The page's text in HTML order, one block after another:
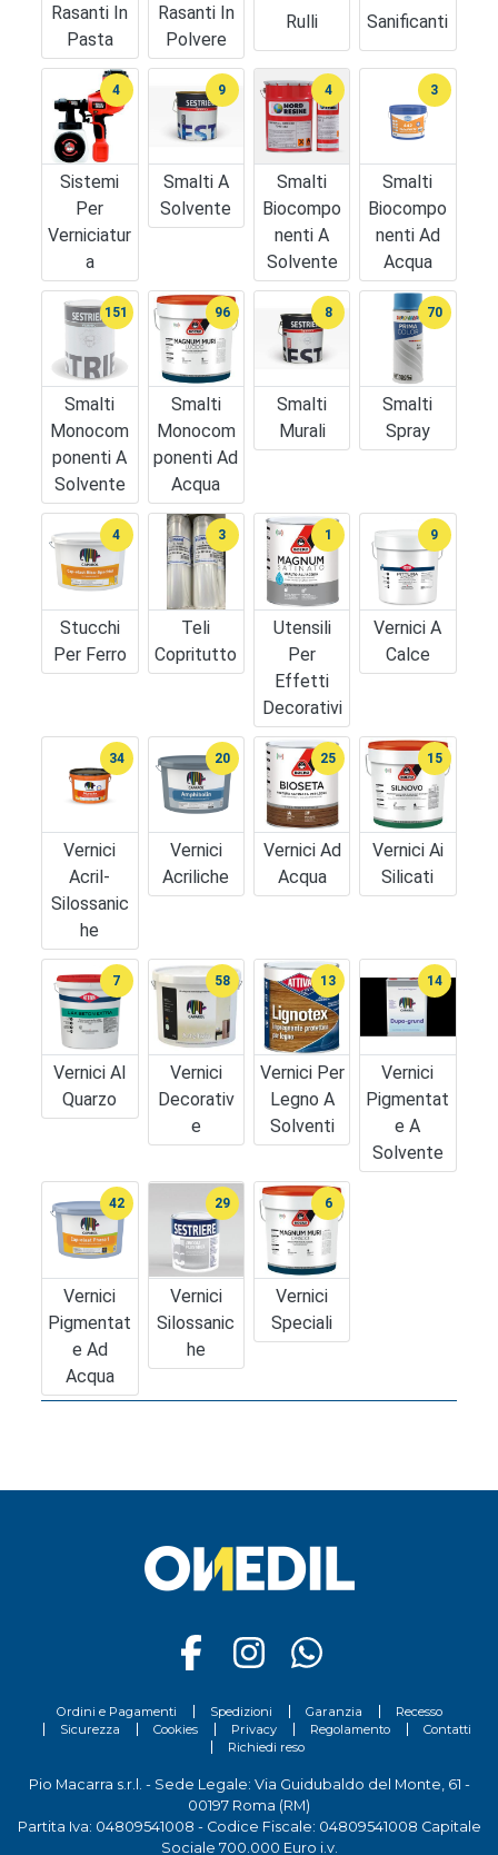
Rasanti In
Pasta
Rasanti In
Polvere
Rulli Sanificanti
Sistemi
Per
Verniciatur
A
4
Smalti A
Solvente
9
Smalti
Biocompo
Nenti A
Solvente
4
Smalti
Biocompo
Nenti Ad
Acqua
3
Smalti
Monocom
Ponenti A
Solvente
151
Smalti
Monocom
Ponenti Ad
Acqua
96
Smalti
Murali
8
Smalti
Spray
70
Stucchi
Per Ferro
4
Teli
Copritutto
3
Utensili
Per
Effetti
Decorativi
1
Vernici A
Calce
9
Vernici
Acril-
Silossanic
He
34
Vernici
Acriliche
20
Vernici Ad
Acqua
25
Vernici Ai
Silicati
15
Vernici Al
Quarzo
7
Vernici
Decorativ
E
58
Vernici Per
Legno A
Solventi
13
Vernici
Pigmentat
E A
Solvente
14
Vernici
Pigmentat
E Ad
Acqua
42
Vernici
Silossanic
He
29
Vernici
Speciali
6
Ordini e Pagamenti Spedizioni Garanzia
Recesso
Sicurezza
Cookies Privacy Regolamento
Contatti
Richiedi reso
Pio Macarra s.r.l. - Sede Legale: Via Guidubaldo del Monte, 61 -
00197 Roma (RM)
Partita Iva: 04809541008 - Codice Fiscale: 04809541008 Capitale
Sociale 700.000 Euro i.v.